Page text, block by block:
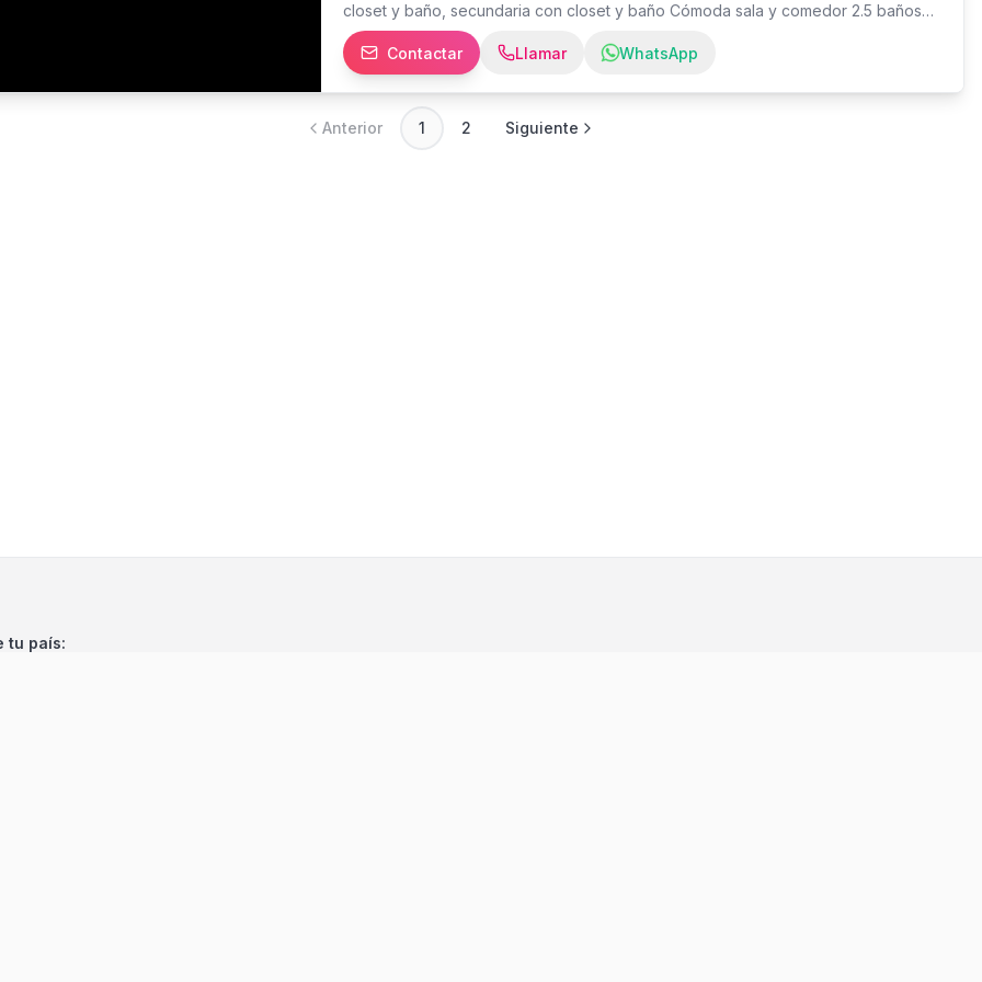
closet y baño, secundaria con closet y baño Cómoda sala y comedor 2.5 baños
Balcón Cocina con desayunador Área de lavado Habitación de servicio con su
baño 2 parqueos techados y paralelos Piscina Gimnasio Área infantil Salón
multiusos Terraza techada con área de BBQ Lobby climatizado y amueblado 3
ascensores, uno de ellos de carga Planta eléctrica ALQUILER US$1,550
Mantenimiento incluido
Contactar Llamar WhatsApp
Anterior 1 2 Siguiente
tu país: